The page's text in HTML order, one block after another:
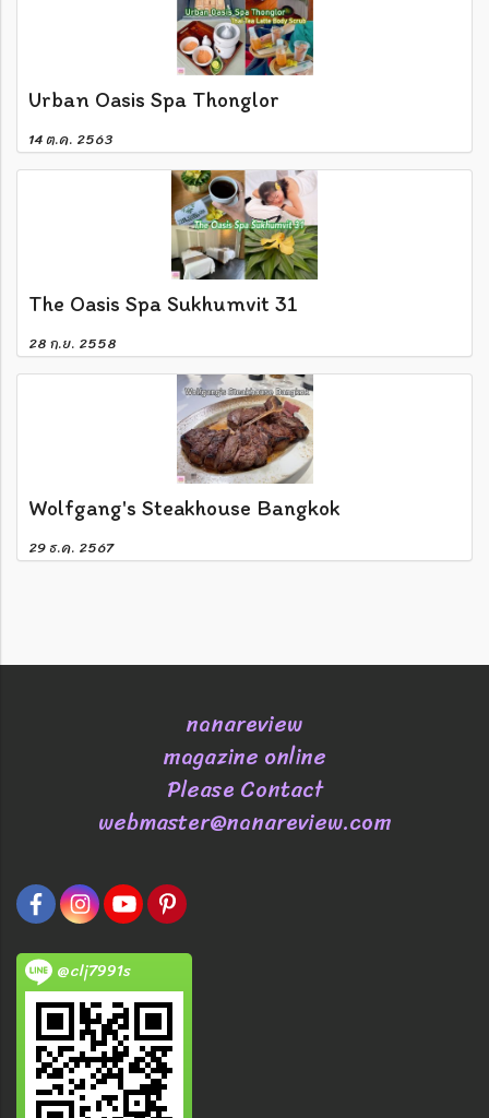
Urban Oasis Spa Thonglor
14 ต.ค. 2563
The Oasis Spa Sukhumvit 31
28 ก.ย. 2558
Wolfgang's Steakhouse Bangkok
29 ธ.ค. 2567
nanareview
magazine online
Please Contact
webmaster@nanareview.com
@clj7991s